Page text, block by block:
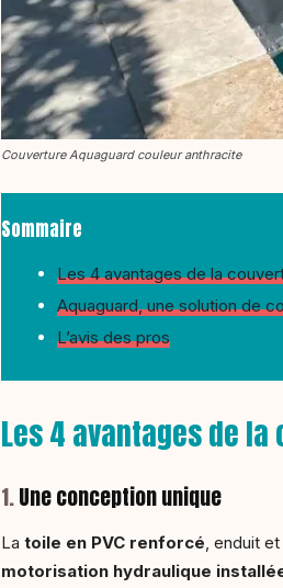
Couverture Aquaguard couleur anthracite
Sommaire
Les 4 avantages de la
Aquaguard, une solution de
L’avis des pros
Les 4 avantages de la
1.Une conception unique
La toile en PVC renforcé, enduit
motorisation hydraulique